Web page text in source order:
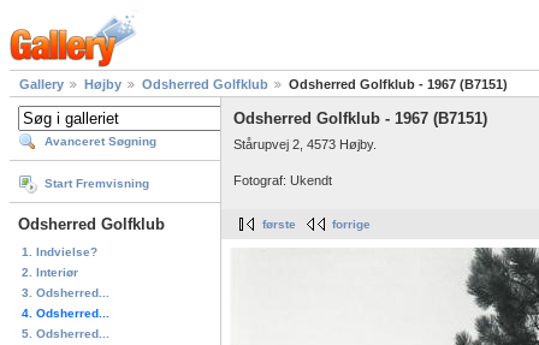
Gallery Højby Odsherred Golfklub Odsherred Golfklub - 1967 (B7151)
Avanceret Søgning
Start Fremvisning
Odsherred Golfklub
1. Indvielse?
2. Interiør
3. Odsherred...
4. Odsherred...
5. Odsherred...
Odsherred Golfklub - 1967 (B7151)
Stårupvej 2, 4573 Højby.
Fotograf: Ukendt
første forrige